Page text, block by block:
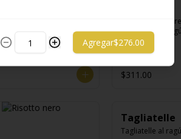
Rigatoni con
mozzarella y
$311.00
Tagliatelle
Tagliatelle al
Agregar$276.00